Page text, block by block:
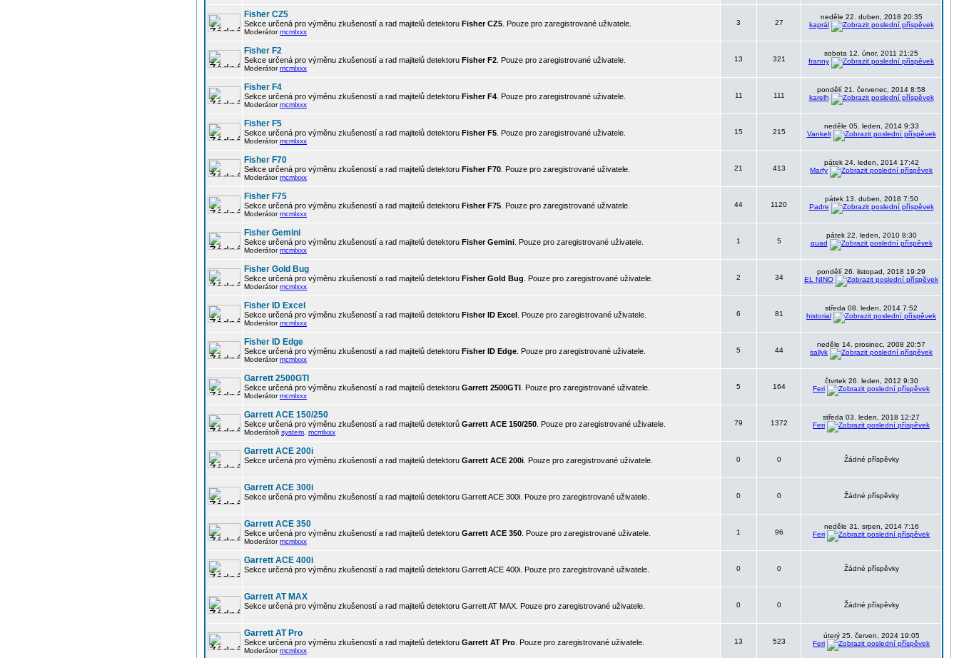
Fisher CZ5
Sekce určená pro výměnu zkušeností a rad majitelů detektoru Fisher CZ5 . Pouze pro zaregistrované uživatele.
Moderátormcmlxxx
3 27
neděle 22. duben, 2018 20:35
kaprál
Fisher F2
Sekce určená pro výměnu zkušeností a rad majitelů detektoru Fisher F2 . Pouze pro zaregistrované uživatele.
Moderátormcmlxxx
13 321
sobota 12. únor, 2011 21:25
franny
Fisher F4
Sekce určená pro výměnu zkušeností a rad majitelů detektoru Fisher F4 . Pouze pro zaregistrované uživatele.
Moderátormcmlxxx
11 111
pondělí 21. červenec, 2014 8:58
karelh
Fisher F5
Sekce určená pro výměnu zkušeností a rad majitelů detektoru Fisher F5 . Pouze pro zaregistrované uživatele.
Moderátormcmlxxx
15 215
neděle 05. leden, 2014 9:33
Vankelt
Fisher F70
Sekce určená pro výměnu zkušeností a rad majitelů detektoru Fisher F70 . Pouze pro zaregistrované uživatele.
Moderátormcmlxxx
21 413
pátek 24. leden, 2014 17:42
Marfy
Fisher F75
Sekce určená pro výměnu zkušeností a rad majitelů detektoru Fisher F75 . Pouze pro zaregistrované uživatele.
Moderátormcmlxxx
44 1120
pátek 13. duben, 2018 7:50
Padre
Fisher Gemini
Sekce určená pro výměnu zkušeností a rad majitelů detektoru Fisher Gemini . Pouze pro zaregistrované uživatele.
Moderátormcmlxxx
1 5
pátek 22. leden, 2010 8:30
quad
Fisher Gold Bug
Sekce určená pro výměnu zkušeností a rad majitelů detektoru Fisher Gold Bug . Pouze pro zaregistrované uživatele.
Moderátormcmlxxx
2 34
pondělí 26. listopad, 2018 19:29
EL NINO
Fisher ID Excel
Sekce určená pro výměnu zkušeností a rad majitelů detektoru Fisher ID Excel . Pouze pro zaregistrované uživatele.
Moderátormcmlxxx
6 81
středa 08. leden, 2014 7:52
historial
Fisher ID Edge
Sekce určená pro výměnu zkušeností a rad majitelů detektoru Fisher ID Edge . Pouze pro zaregistrované uživatele.
Moderátormcmlxxx
5 44
neděle 14. prosinec, 2008 20:57
sallyk
Garrett 2500GTI
Sekce určená pro výměnu zkušeností a rad majitelů detektoru Garrett 2500GTI . Pouze pro zaregistrované uživatele.
Moderátormcmlxxx
5 164
čtvrtek 26. leden, 2012 9:30
Feri
Garrett ACE 150/250
Sekce určená pro výměnu zkušeností a rad majitelů detektorů Garrett ACE 150/250 . Pouze pro zaregistrované uživatele.
Moderátoři system mcmlxxx
79 1372
středa 03. leden, 2018 12:27
Feri
Garrett ACE 200i
Sekce určená pro výměnu zkušeností a rad majitelů detektoru Garrett ACE 200i . Pouze pro zaregistrované uživatele. 0 0 Žádné příspěvky
Garrett ACE 300i
Sekce určená pro výměnu zkušeností a rad majitelů detektoru Garrett ACE 300i. Pouze pro zaregistrované uživatele. 0 0 Žádné příspěvky
Garrett ACE 350
Sekce určená pro výměnu zkušeností a rad majitelů detektoru Garrett ACE 350 . Pouze pro zaregistrované uživatele.
Moderátormcmlxxx
1 96
neděle 31. srpen, 2014 7:16
Feri
Garrett ACE 400i
Sekce určená pro výměnu zkušeností a rad majitelů detektoru Garrett ACE 400i. Pouze pro zaregistrované uživatele. 0 0 Žádné příspěvky
Garrett AT MAX
Sekce určená pro výměnu zkušeností a rad majitelů detektoru Garrett AT MAX. Pouze pro zaregistrované uživatele. 0 0 Žádné příspěvky
Garrett AT Pro
Sekce určená pro výměnu zkušeností a rad majitelů detektoru Garrett AT Pro . Pouze pro zaregistrované uživatele.
Moderátormcmlxxx
13 523
úterý 25. červen, 2024 19:05
Feri